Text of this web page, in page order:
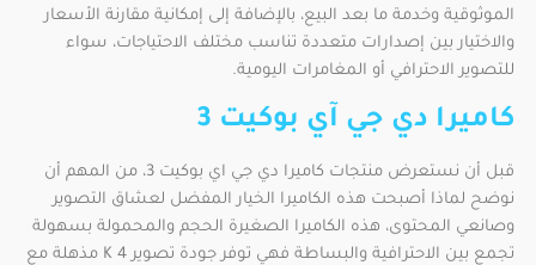
الموثوقية وخدمة ما بعد البيع، بالإضافة إلى إمكانية مقارنة الأسعار
والاختيار بين إصدارات متعددة تناسب مختلف الاحتياجات، سواء
للتصوير الاحترافي أو المغامرات اليومية.
كاميرا دي جي آي بوكيت 3
قبل أن نستعرض منتجات كاميرا دي جي اي بوكيت 3، من المهم أن
نوضح لماذا أصبحت هذه الكاميرا الخيار المفضل لعشاق التصوير
وصانعي المحتوى، هذه الكاميرا الصغيرة الحجم والمحمولة بسهولة
تجمع بين الاحترافية والبساطة فهي توفر جودة تصوير 4 K مذهلة مع